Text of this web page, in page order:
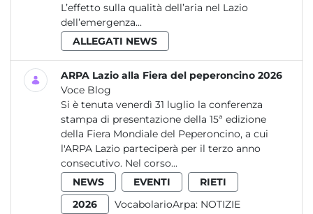
L’effetto sulla qualità dell’aria nel Lazio
dell’emergenza...
ALLEGATI NEWS
ARPA Lazio alla Fiera del peperoncino 2026
Voce Blog
Si è tenuta venerdì 31 luglio la conferenza
stampa di presentazione della 15ª edizione
della Fiera Mondiale del Peperoncino, a cui
l'ARPA Lazio parteciperà per il terzo anno
consecutivo. Nel corso...
NEWS
EVENTI
RIETI
2026
VocabolarioArpa: NOTIZIE